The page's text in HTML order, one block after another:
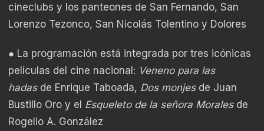
cineclubs y los panteones de San Fernando, San
Lorenzo Tezonco, San Nicolás Tolentino y Dolores
● La programación está integrada por tres icónicas
películas del cine nacional: Veneno para las
hadasde Enrique Taboada, Dos monjesde Juan
Bustillo Oro y el Esqueleto de la señora Moralesde
Rogelio A. González